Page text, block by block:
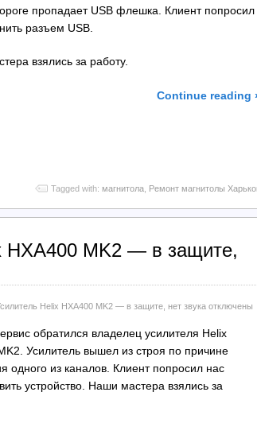
пропадает USB флешка. Клиент попросил
разъем USB.
взялись за работу.
Continue reading
Tagged with: магнитола Ремонт магнитолы
HXA400 MK2 — в защите,
Helix HXA400 MK2 — в защите, нет звука отключены
обратился владелец усилителя Helix
Усилитель вышел из строя по причине
одного из каналов. Клиент попросил нас
устройство. Наши мастера взялись за